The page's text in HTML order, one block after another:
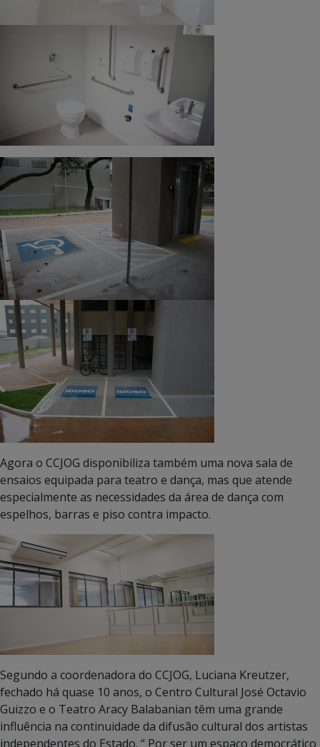
Agora o CCJOG disponibiliza também uma nova sala de
ensaios equipada para teatro e dança, mas que atende
especialmente as necessidades da área de dança com
espelhos, barras e piso contra impacto.
Segundo a coordenadora do CCJOG, Luciana Kreutzer,
fechado há quase 10 anos, o Centro Cultural José Octavio
Guizzo e o Teatro Aracy Balabanian têm uma grande
influência na continuidade da difusão cultural dos artistas
independentes do Estado. “ Por ser um espaço democrático